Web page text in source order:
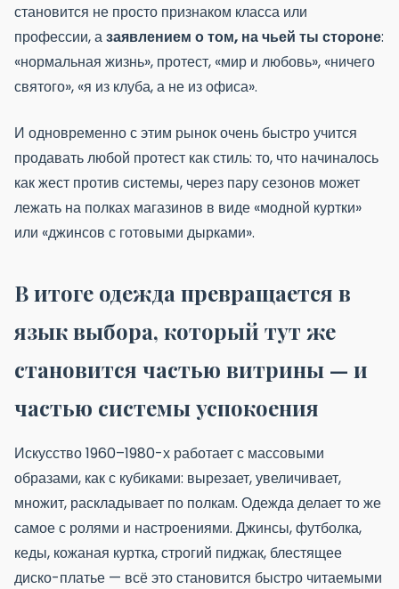
становится не просто признаком класса или
профессии, азаявлением о том, на чьей ты стороне:
«нормальная жизнь», протест, «мир и любовь», «ничего
святого», «я из клуба, а не из офиса».
И одновременно с этим рынок очень быстро учится
продавать любой протест как стиль: то, что начиналось
как жест против системы, через пару сезонов может
лежать на полках магазинов в виде «модной куртки»
или «джинсов с готовыми дырками».
В итоге одежда превращается в
язык выбора, который тут же
становится частью витрины — и
частью системы успокоения
Искусство 1960–1980-х работает с массовыми
образами, как с кубиками: вырезает, увеличивает,
множит, раскладывает по полкам. Одежда делает то же
самое с ролями и настроениями. Джинсы, футболка,
кеды, кожаная куртка, строгий пиджак, блестящее
диско-платье — всё это становится быстро читаемыми